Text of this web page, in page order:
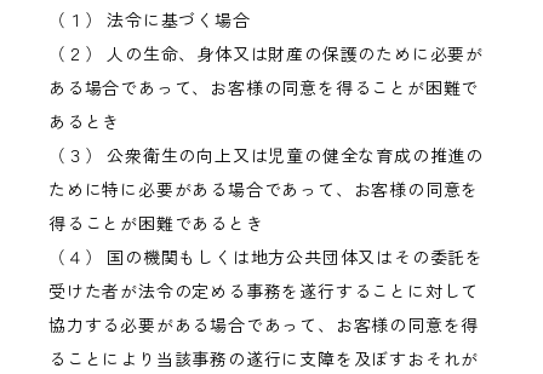
（１） 法令に基づく場合
（２） 人の生命、身体又は財産の保護のために必要が
ある場合であって、お客様の同意を得ることが困難で
あるとき
（３） 公衆衛生の向上又は児童の健全な育成の推進の
ために特に必要がある場合であって、お客様の同意を
得ることが困難であるとき
（４） 国の機関もしくは地方公共団体又はその委託を
受けた者が法令の定める事務を遂行することに対して
協力する必要がある場合であって、お客様の同意を得
ることにより当該事務の遂行に支障を及ぼすおそれが